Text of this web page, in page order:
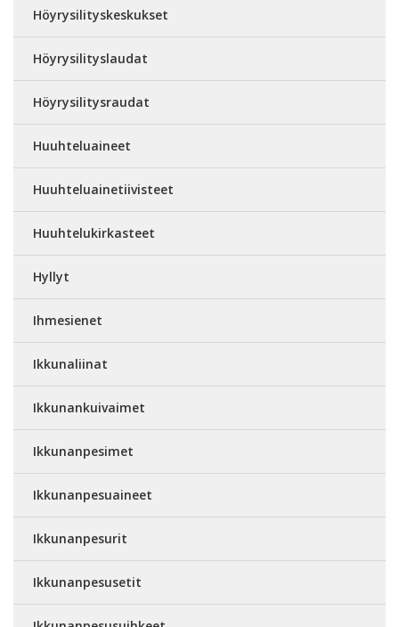
Höyrysilityskeskukset
Höyrysilityslaudat
Höyrysilitysraudat
Huuhteluaineet
Huuhteluainetiivisteet
Huuhtelukirkasteet
Hyllyt
Ihmesienet
Ikkunaliinat
Ikkunankuivaimet
Ikkunanpesimet
Ikkunanpesuaineet
Ikkunanpesurit
Ikkunanpesusetit